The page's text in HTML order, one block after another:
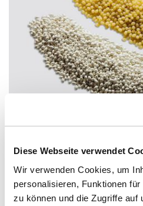
Diese Webseite verwendet
Wir verwenden Cookies, um
personalisieren, Funktionen
zu können und die Zugriffe auf
Collano KE 500 weisses Granulat
Klebstoff